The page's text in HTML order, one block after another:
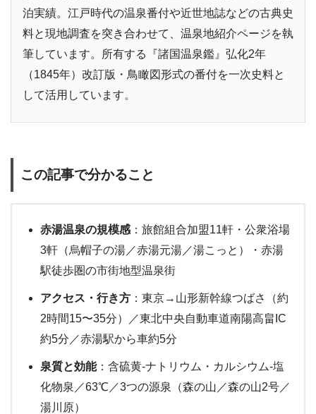
泊実績。江戸時代の温泉番付や近世地誌などの古典史
料と現地調査を突き合わせて、温泉地紹介ページを執
筆しています。所有する『諸国温泉鑑』弘化2年
（1845年）改訂版・鳥瞰図形式の番付を一次史料と
して活用しています。
この記事で分かること
赤湯温泉の規模感 ：旅館組合加盟11軒・公衆浴場
3軒（烏帽子の湯／赤湯元湯／湯こっと）・赤湯
駅徒歩圏の市街地型温泉街
アクセス・行き方 ：東京→山形新幹線つばさ（約
2時間15〜35分）／東北中央自動車道南陽高畠IC
約5分／赤湯駅から車約5分
泉質と効能：含硫黄-ナトリウム・カルシウム-塩
化物泉／63℃／3つの源泉（森の山／森の山2号／
湯川原）